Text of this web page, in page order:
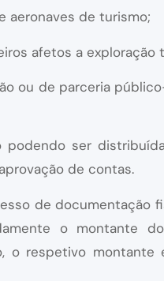
aeronaves de turismo;
afetos a exploração
ou de parceria
ser
de contas.
de documentação
o montante
o respetivo montante